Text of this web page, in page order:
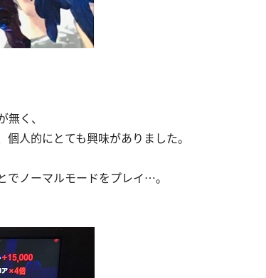
く、
人的にとても興味がありました。
でノーマルモードをプレイ…。